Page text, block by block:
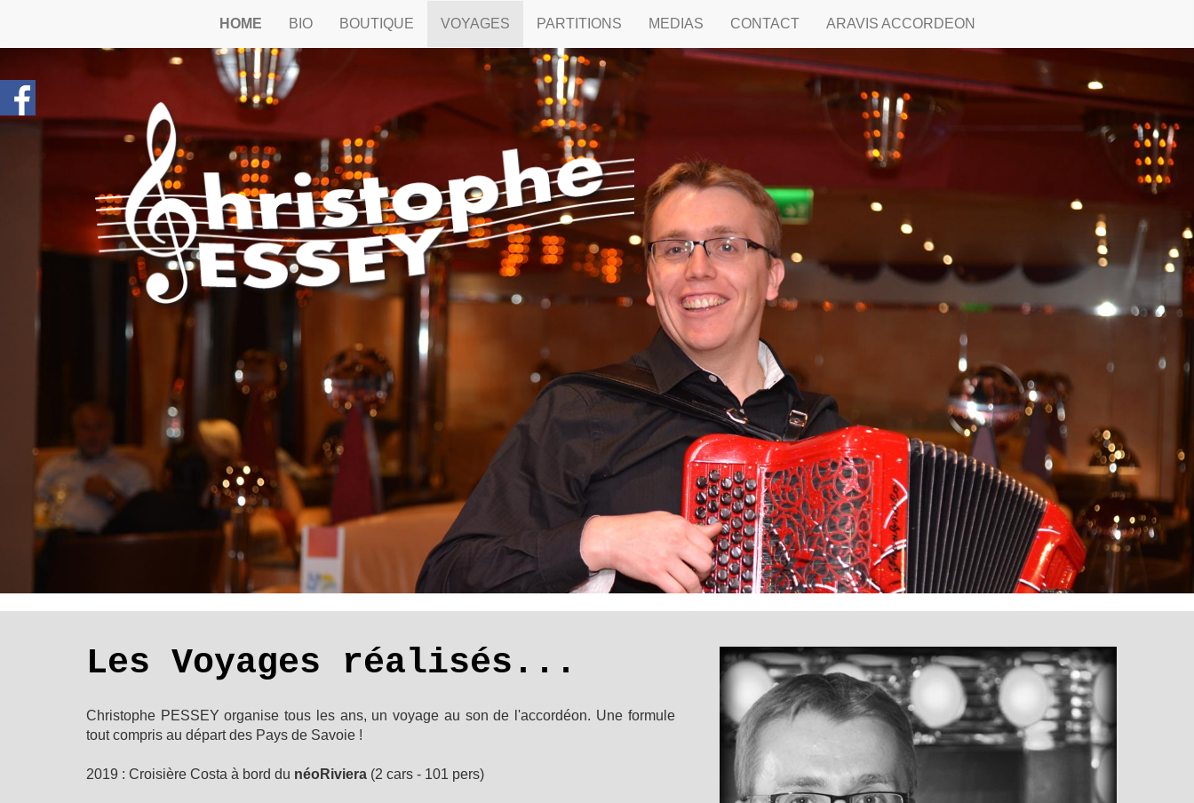
HOME BIO BOUTIQUE VOYAGES PARTITIONS MEDIAS CONTACT ARAVIS ACCORDEON
Les Voyages réalisés...
Christophe PESSEY organise tous les ans, un voyage au son de l'accordéon. Une formule
tout compris au départ des Pays de Savoie !
2019 : Croisière Costa à bord du néoRiviera (2 cars - 101 pers)